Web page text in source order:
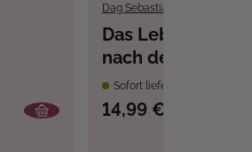
Dag Sebastian Ahlander
Das Leben ist
nach dem 65.
besten
Sofort lieferbar
14,99 €